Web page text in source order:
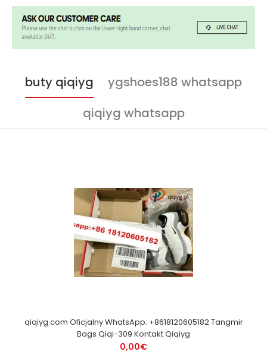
buty qiqiyg
ygshoes188 whatsapp
qiqiyg whatsapp
qiqiyg.com Oficjalny WhatsApp: +8618120605182 Tangmir
Bags Qiqi-309 Kontakt Qiqiyg
0,00€